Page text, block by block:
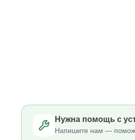
Нужна помощь с
Напишите нам —